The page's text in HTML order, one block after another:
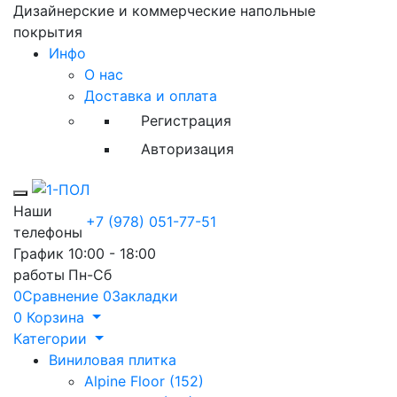
Дизайнерские и коммерческие напольные
покрытия
Инфо
О нас
Доставка и оплата
Регистрация
Авторизация
Toggle mobile menu
Наши
телефоны
+7 (978) 051-77-51
График
работы
10:00 - 18:00
Пн-Сб
0Сравнение 0Закладки
0 Корзина
Категории
Виниловая плитка
Alpine Floor (152)